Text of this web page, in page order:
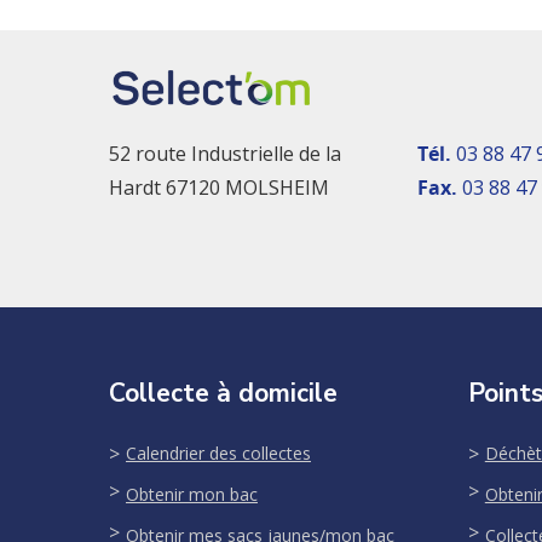
52 route Industrielle de la
Hardt 67120 MOLSHEIM
Tél. 03 88 47
Fax. 03 88 47
Collecte à domicile
Calendrier des collectes
Obtenir mon bac
Obtenir mes sacs jaunes/mon bac